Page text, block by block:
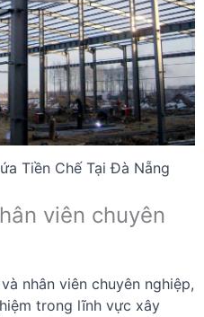
Tiền Chế Tại Đà Nẵng
viên chuyên
nhân viên chuyên nghiệp,
trong lĩnh vực xây